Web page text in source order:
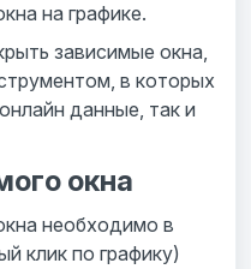
на графике.
зависимые окна,
в которых
данные, так и
окна
необходимо в
клик по графику)